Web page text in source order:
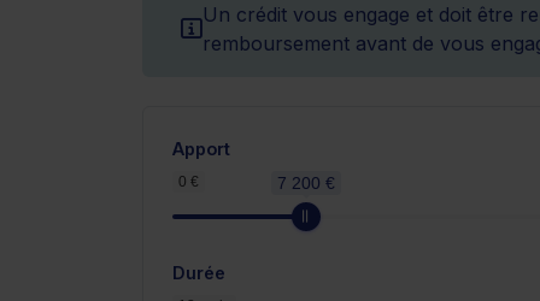
Un crédit vous engage et doit être
remboursement avant de vous
Apport
0 € 7 200 €
Durée